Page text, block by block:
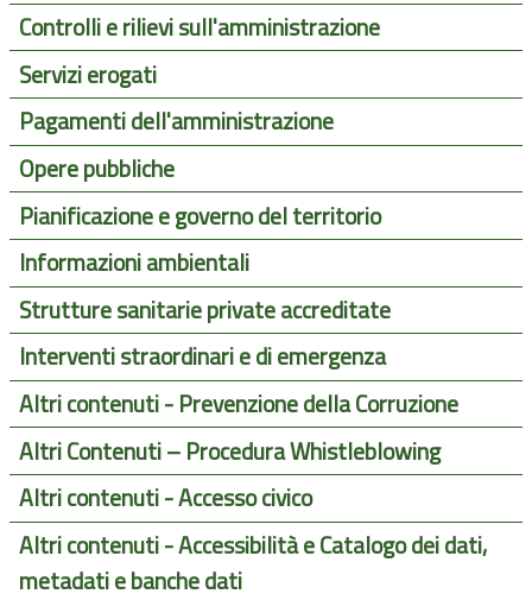
Controlli e rilievi sull'amministrazione
Servizi erogati
Pagamenti dell'amministrazione
Opere pubbliche
Pianificazione e governo del territorio
Informazioni ambientali
Strutture sanitarie private accreditate
Interventi straordinari e di emergenza
Altri contenuti - Prevenzione della Corruzione
Altri Contenuti – Procedura Whistleblowing
Altri contenuti - Accesso civico
Altri contenuti - Accessibilità e Catalogo dei dati,
metadati e banche dati